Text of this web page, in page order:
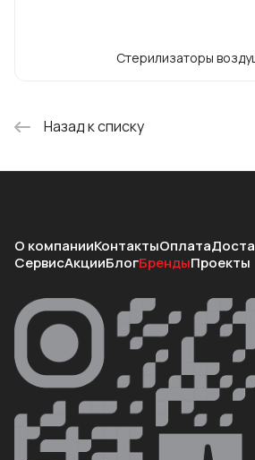
Стерилизаторы
Назад к списку
О компанииКонтактыОплата
СервисАкцииБлогБрендыПроекты